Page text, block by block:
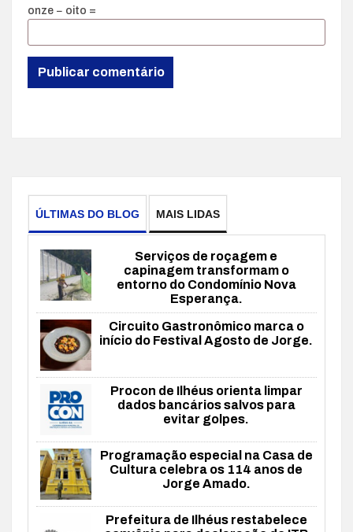
onze − oito =
ÚLTIMAS DO BLOG MAIS LIDAS
Serviços de roçagem e
capinagem transformam o
entorno do Condomínio Nova
Esperança.
Circuito Gastronômico marca o
início do Festival Agosto de Jorge.
Procon de Ilhéus orienta limpar
dados bancários salvos para
evitar golpes.
Programação especial na Casa de
Cultura celebra os 114 anos de
Jorge Amado.
Prefeitura de Ilhéus restabelece